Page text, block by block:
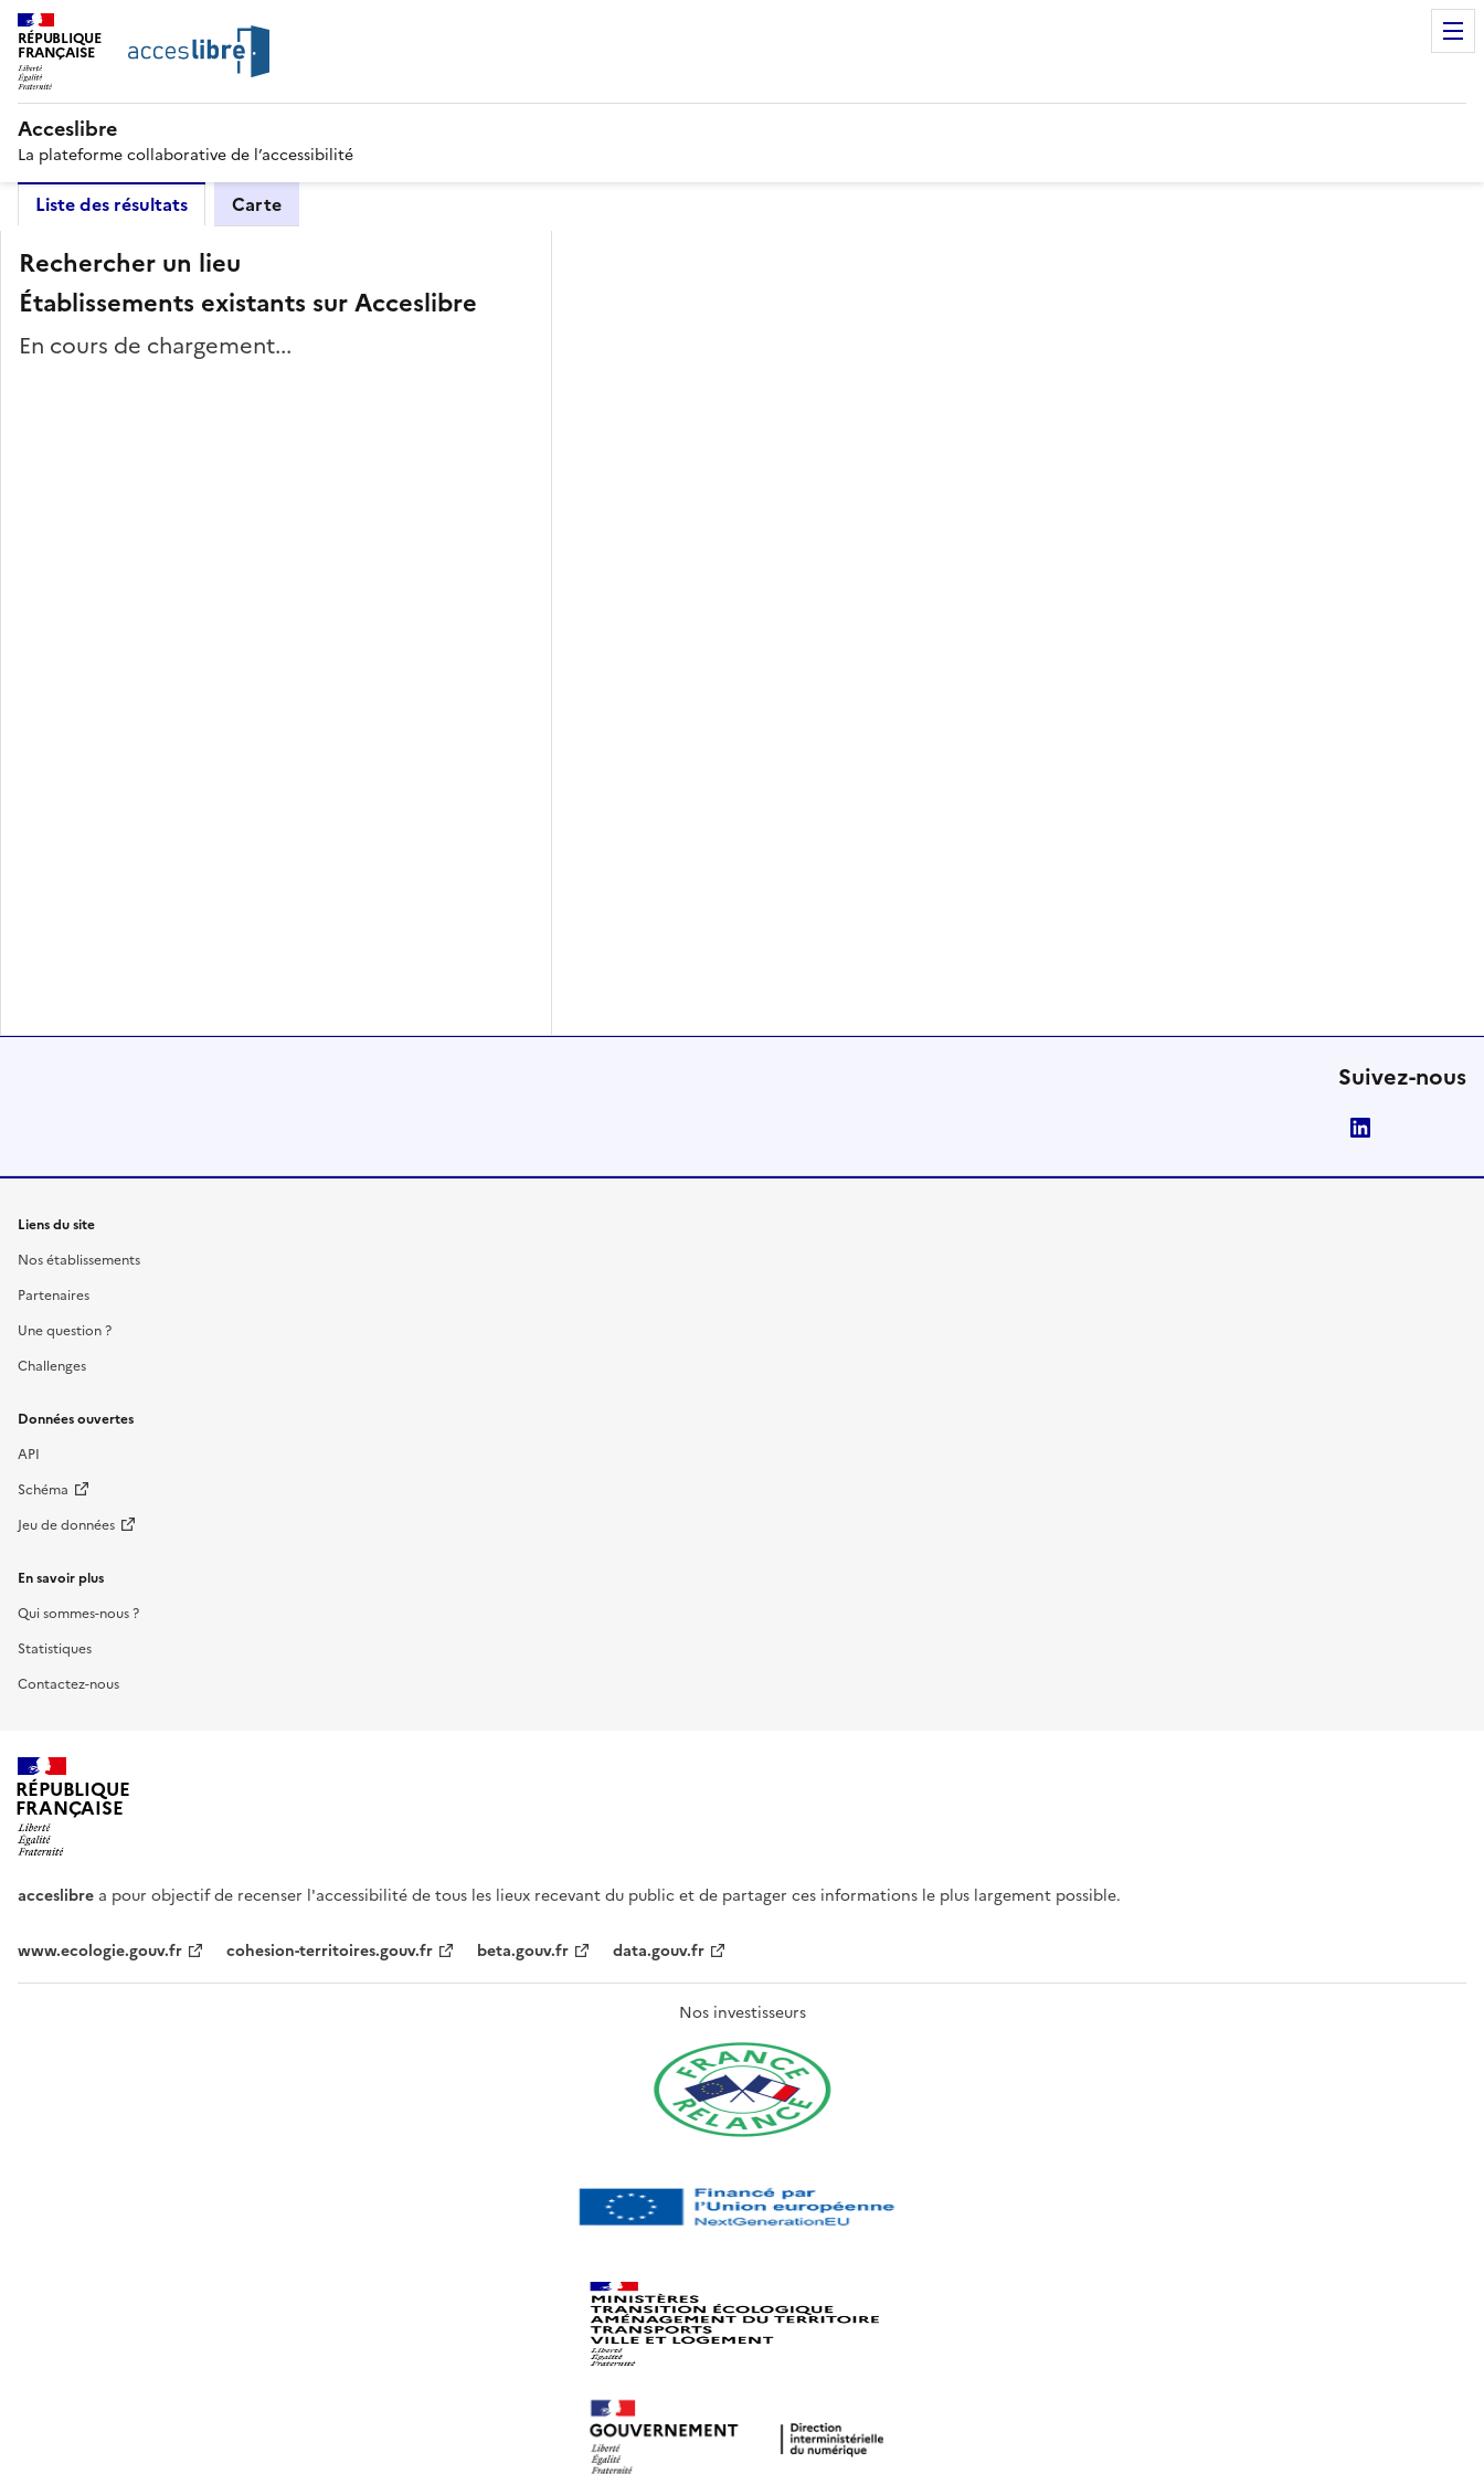
RÉPUBLIQUE
FRANÇAISE
Acceslibre
La plateforme collaborative de l’accessibilité
Liste des résultats Carte
Rechercher un lieu
Établissements existants sur Acceslibre
En cours de chargement...
Suivez-nous
Liens du site
Nos établissements
Partenaires
Une question ?
Challenges
Données ouvertes
API
Schéma
Jeu de données
En savoir plus
Qui sommes-nous ?
Statistiques
Contactez-nous
RÉPUBLIQUE
FRANÇAISE
acceslibre a pour objectif de recenser l'accessibilité de tous les lieux recevant du public et de partager ces informations le plus largement possible.
www.ecologie.gouv.fr cohesion-territoires.gouv.fr beta.gouv.fr data.gouv.fr
Nos investisseurs